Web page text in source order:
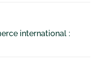
international :